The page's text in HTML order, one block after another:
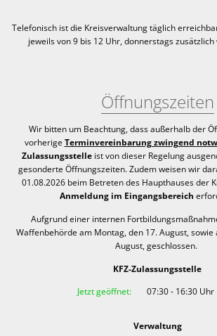
Telefonisch ist die Kreisverwaltung täglich
jeweils von 9 bis 12 Uhr, donnerstags
Öffnungszeiten
Wir bitten um Beachtung, dass außerhalb der
vorherige Terminvereinbarung zwingend
Zulassungsstelle ist von dieser Regelung
gesonderte Öffnungszeiten. Zudem weisen wir
01.08.2026 beim Betreten des Haupthauses der
Anmeldung im Eingangsbereich
Aufgrund einer internen
Waffenbehörde am Montag, den 17. August, sowie
August, geschlossen.
KFZ-Zulassungsstelle
Klicken, um weitere Öffnungs- oder
Jetzt geöffnet: 07:30- 16:30Uhr
Verwaltung